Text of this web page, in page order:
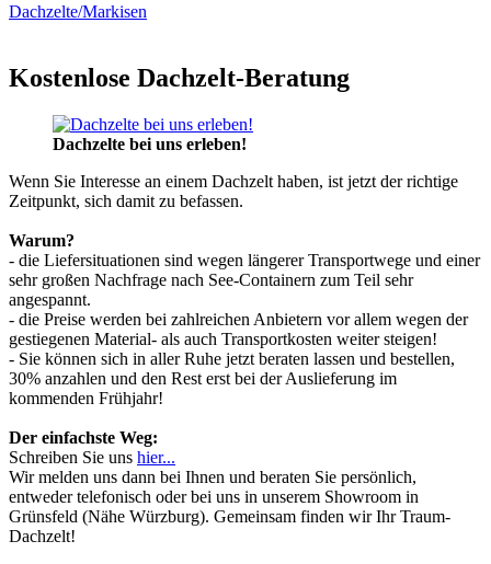
Dachzelte/Markisen
Kostenlose Dachzelt-Beratung
Dachzelte bei uns erleben!
Wenn Sie Interesse an einem Dachzelt haben, ist jetzt der richtige
Zeitpunkt, sich damit zu befassen.
Warum?
- die Liefersituationen sind wegen längerer Transportwege und einer
sehr großen Nachfrage nach See-Containern zum Teil sehr
angespannt.
- die Preise werden bei zahlreichen Anbietern vor allem wegen der
gestiegenen Material- als auch Transportkosten weiter steigen!
- Sie können sich in aller Ruhe jetzt beraten lassen und bestellen,
30% anzahlen und den Rest erst bei der Auslieferung im
kommenden Frühjahr!
Der einfachste Weg:
Schreiben Sie uns hier...
Wir melden uns dann bei Ihnen und beraten Sie persönlich,
entweder telefonisch oder bei uns in unserem Showroom in
Grünsfeld (Nähe Würzburg). Gemeinsam finden wir Ihr Traum-
Dachzelt!